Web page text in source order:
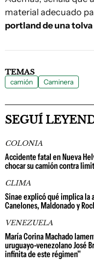
material adecuado
portland de una
TEMAS
camión Caminera
SEGUÍ
COLONIA
Accidente fatal en Nueva
chocar su camión contra
CLIMA
Sinae explicó qué implica la
Canelones, Maldonado y
VENEZUELA
María Corina Machado
uruguayo-venezolano José
infinita de este régimen"